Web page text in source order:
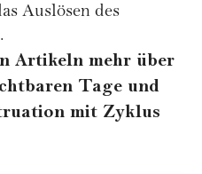
Auslösen des
Artikeln mehr über
Tage und
mit Zyklus